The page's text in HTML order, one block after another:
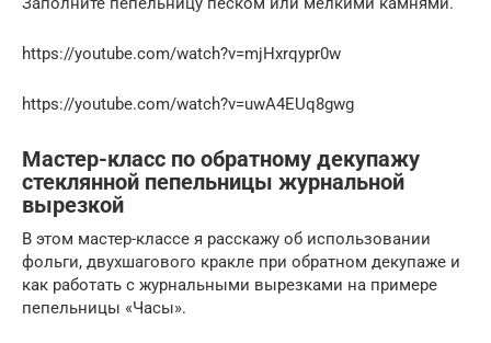
https://youtube.com/watch?v=mjHxrqypr0w
https://youtube.com/watch?v=uwA4EUq8gwg
Мастер-класс по обратному декупажу
стеклянной пепельницы журнальной
вырезкой
В этом мастер-классе я расскажу об использовании
фольги, двухшагового кракле при обратном декупаже и
как работать с журнальными вырезками на примере
пепельницы «Часы».